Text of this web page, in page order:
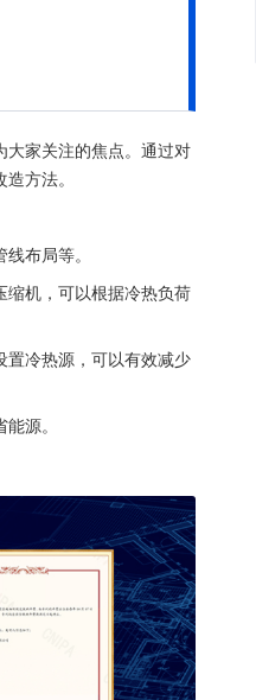
大家关注的焦点。通过对
方法。
布局等。
缩机，可以根据冷热负荷
置冷热源，可以有效减少
源。